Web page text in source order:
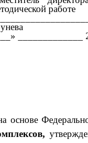
работе
_____________
основе